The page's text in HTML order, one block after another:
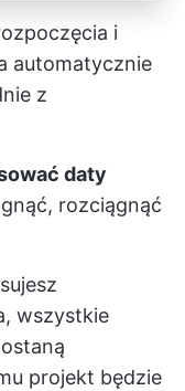
i
automatycznie
z
daty
rozciągnąć
wszystkie
projekt będzie